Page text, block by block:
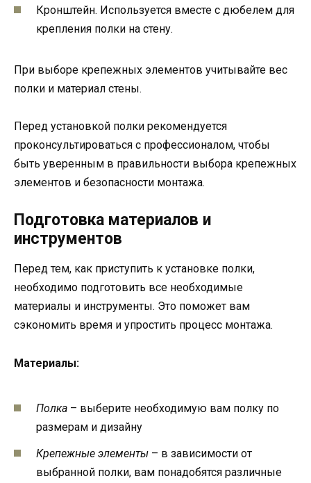
Кронштейн. Используется вместе с дюбелем для
крепления полки на стену.
При выборе крепежных элементов учитывайте вес
полки и материал стены.
Перед установкой полки рекомендуется
проконсультироваться с профессионалом, чтобы
быть уверенным в правильности выбора крепежных
элементов и безопасности монтажа.
Подготовка материалов и
инструментов
Перед тем, как приступить к установке полки,
необходимо подготовить все необходимые
материалы и инструменты. Это поможет вам
сэкономить время и упростить процесс монтажа.
Материалы:
Полка – выберите необходимую вам полку по
размерам и дизайну
Крепежные элементы – в зависимости от
выбранной полки, вам понадобятся различные